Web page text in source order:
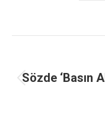
Sözde ‘Basın